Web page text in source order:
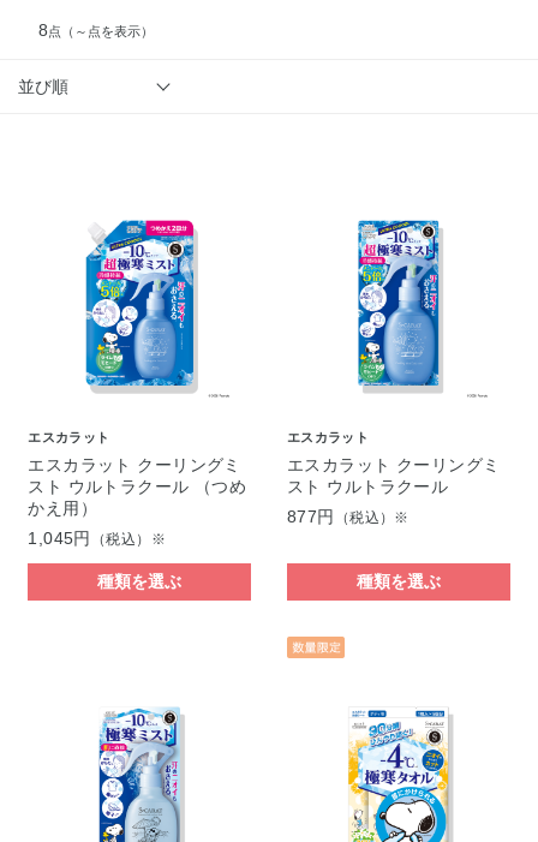
8点 （～点を表示）
並び順
エスカラット
エスカラット クーリングミ
スト ウルトラクール （つめ
かえ用）
1,045円
（税込）※
種類を選ぶ
エスカラット
エスカラット クーリングミ
スト ウルトラクール
877円
（税込）※
種類を選ぶ